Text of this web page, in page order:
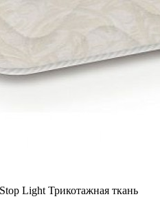
Light Трикотажная ткань